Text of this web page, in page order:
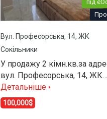
під
Вул. Професорська, 14, ЖК
Сокільники
У продажу 2 кімн.кв.за
вул. Професорська, 14, ЖК…
Детальніше
100,000$